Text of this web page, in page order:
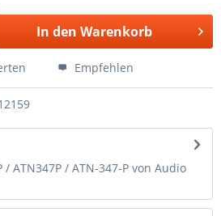
In den Warenkorb
Empfehlen
ATN347P / ATN-347-P von Audio